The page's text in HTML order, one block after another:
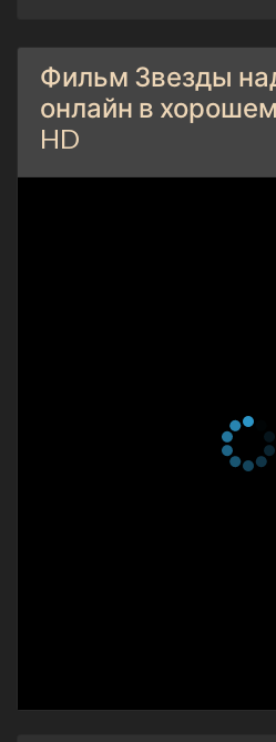
Фильм Звезды
онлайн в
HD